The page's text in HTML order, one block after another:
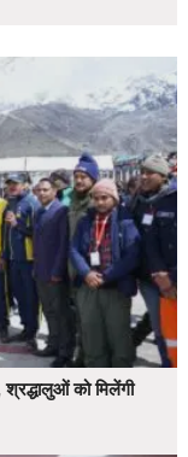
श्रद्धालुओं को मिलेंगी